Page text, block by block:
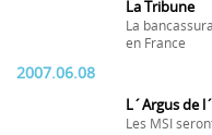
La Tribune
La
en France
2007.06.08
L´Argus de
Les MSI